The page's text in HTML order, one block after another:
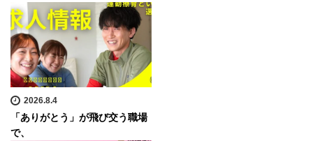
2026.8.4
「ありがとう」が飛び交う職場
で、